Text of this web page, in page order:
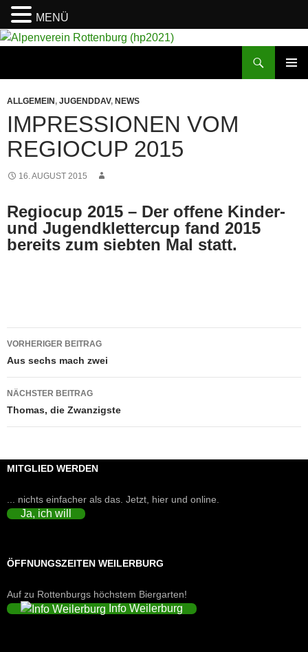
SPRINGEN
ALLGEMEIN, JUGENDDAV, NEWS
IMPRESSIONEN VOM
REGIOCUP 2015
16. AUGUST 2015
Regiocup 2015 – Der offene Kinder-
und Jugendklettercup fand 2015
bereits zum siebten Mal statt.
Beitragsnavigation
VORHERIGER BEITRAG
Aus sechs mach zwei
NÄCHSTER BEITRAG
Thomas, die Zwanzigste
MITGLIED WERDEN
... nichts einfacher als das. Jetzt, hier und online.
Ja, ich will
ÖFFNUNGSZEITEN WEILERBURG
Auf zu Rottenburgs höchstem Biergarten!
Info Weilerburg
MENÜ